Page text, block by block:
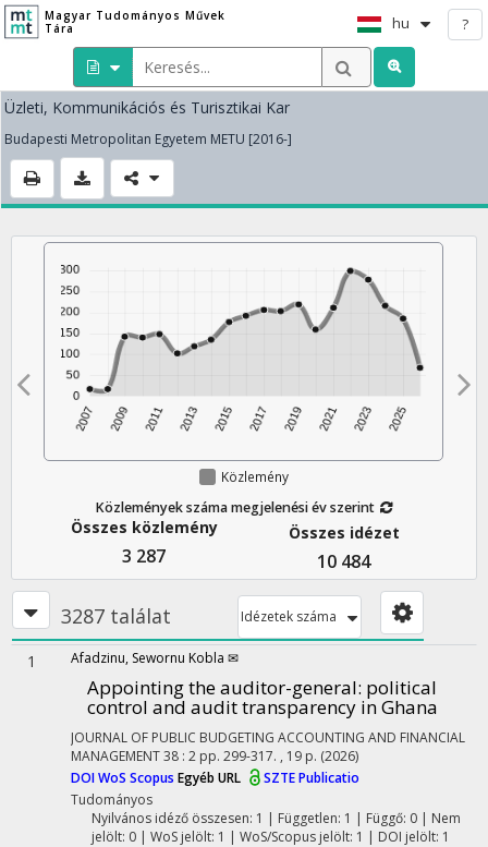
Magyar Tudományos Művek
Tára
hu ?
Üzleti, Kommunikációs és Turisztikai Kar
Budapesti Metropolitan Egyetem METU [2016-]
Közlemény
Közlemények száma megjelenési év szerint
Összes közlemény
3 287
Összes idézet
10 484
3287 találat Idézetek száma
1 Afadzinu, Sewornu Kobla ✉
Appointing the auditor-general: political
control and audit transparency in Ghana
JOURNAL OF PUBLIC BUDGETING ACCOUNTING AND FINANCIAL
MANAGEMENT38 : 2 pp. 299-317. , 19 p. (2026)
DOIWoS Scopus Egyéb URL
SZTE Publicatio
Tudományos
Nyilvános idéző összesen: 1 | Független: 1 | Függő: 0 | Nem
jelölt: 0 | WoS jelölt: 1 | WoS/Scopus jelölt: 1 | DOI jelölt: 1